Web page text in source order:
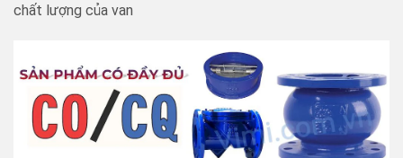
chất lượng của van